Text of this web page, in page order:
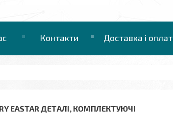
Контакти Доставка і
EASTAR ДЕТАЛІ, КОМПЛЕКТУЮЧІ